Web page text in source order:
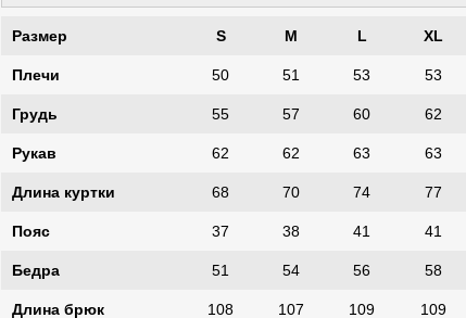
Размер S M L XL
Плечи 50 51 53 53
Грудь 55 57 60 62
Рукав 62 62 63 63
Длина куртки 68 70 74 77
Пояс 37 38 41 41
Бедра 51 54 56 58
Длина брюк 108 107 109 109